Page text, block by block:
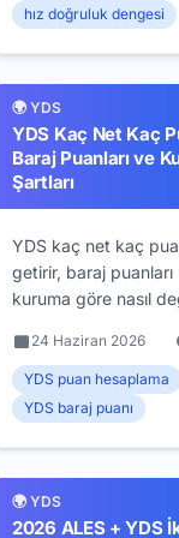
ölçüm protokolü.
hız doğruluk dengesi
🌍 YDS
YDS Kaç Net Kaç
Baraj Puanları ve
Şartları
YDS kaç net kaç
getirir, baraj puanları
kuruma göre nasıl
yok avantajı ve
kadro şartları
24 Haziran 2026
YDS puan hesaplama
YDS baraj puanı
🌍 YDS
2026 ALES + YDS